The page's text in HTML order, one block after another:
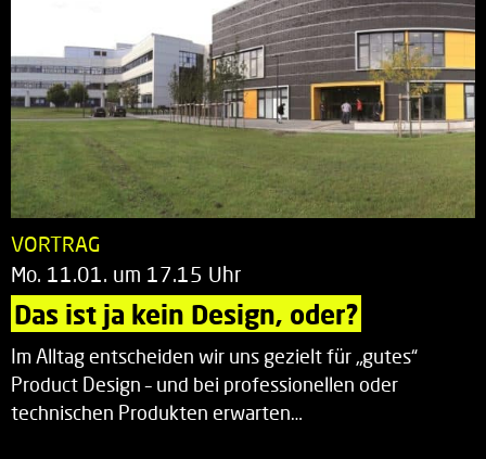
VORTRAG
Mo. 11.01. um 17.15 Uhr
Das ist ja kein Design, oder?
Im Alltag entscheiden wir uns gezielt für „gutes“
Product Design – und bei professionellen oder
technischen Produkten erwarten…